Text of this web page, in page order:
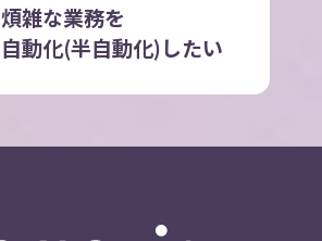
煩雑な業務を
自動化(半自動化)したい